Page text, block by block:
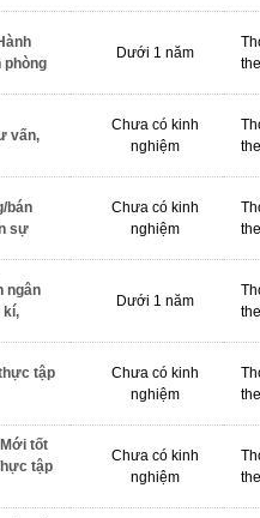
phòng
Dưới 1 năm
vấn,
Chưa có kinh
nghiệm
bán
sự
Chưa có kinh
nghiệm
ngân
kí,
Dưới 1 năm
tập
Chưa có kinh
nghiệm
tốt
tập
Chưa có kinh
nghiệm